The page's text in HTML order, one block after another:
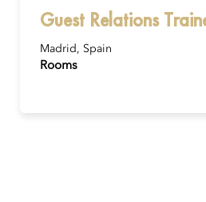
Guest Relations
Madrid, Spain
Rooms